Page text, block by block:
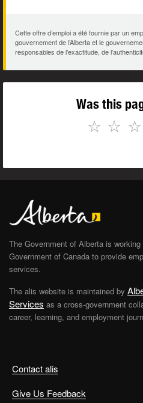
Cette offre d’emploi a été fournie par un
gouvernement de l’Alberta et le
responsables de l’exactitude, de
Was this
☆
☆
☆
Contact alis
Give Us Feedback
The Government of Alberta is
Government of Canada to provide
services.
The alis website is maintained by
Services as a cross-government
career, learning, and employment